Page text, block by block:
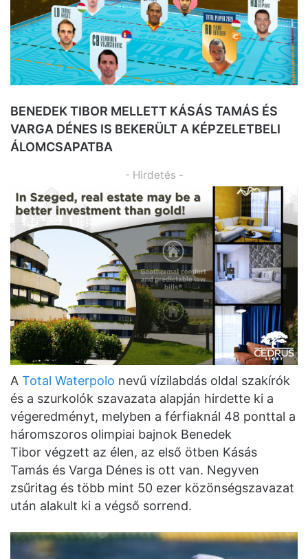
BENEDEK TIBOR MELLETT KÁSÁS TAMÁS ÉS
VARGA DÉNES IS BEKERÜLT A KÉPZELETBELI
ÁLOMCSAPATBA
- Hirdetés -
A Total Waterpolo nevű vízilabdás oldal szakírók
és a szurkolók szavazata alapján hirdette ki a
végeredményt, melyben a férfiaknál 48 ponttal a
háromszoros olimpiai bajnok Benedek
Tibor végzett az élen, az első ötben Kásás
Tamás és Varga Dénes is ott van. Negyven
zsűritag és több mint 50 ezer közönségszavazat
után alakult ki a végső sorrend.